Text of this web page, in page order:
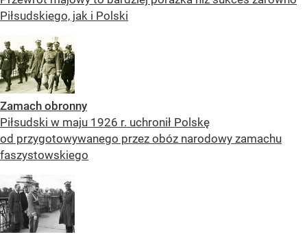
Piłsudskiego, jak i Polski
Zamach obronny
Piłsudski w maju 1926 r. uchronił Polskę
od przygotowywanego przez obóz narodowy zamachu
faszystowskiego